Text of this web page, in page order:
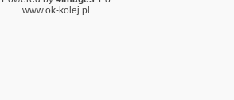
www.ok-kolej.pl